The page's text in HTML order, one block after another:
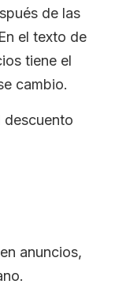
de las
el texto de
tiene el
cambio.
descuento
anuncios,